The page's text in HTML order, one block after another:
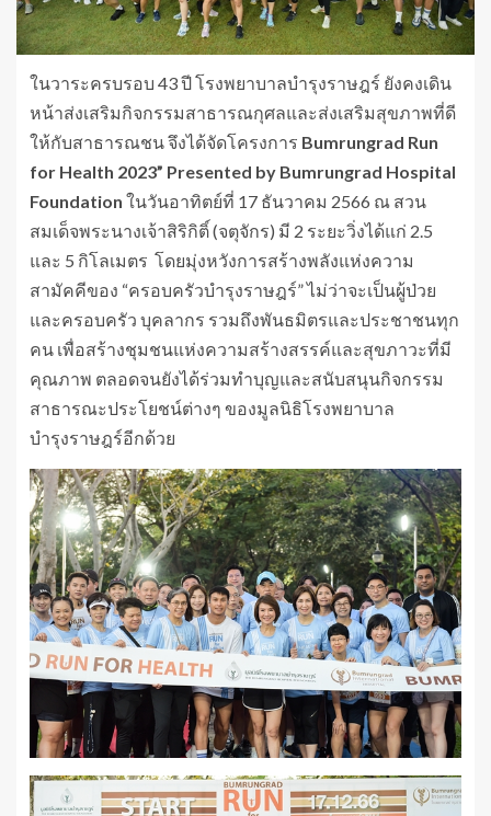
ในวาระครบรอบ 43 ปี โรงพยาบาลบำรุงราษฎร์ ยังคงเดิน
หน้าส่งเสริมกิจกรรมสาธารณกุศลและส่งเสริมสุขภาพที่ดี
ให้กับสาธารณชน จึงได้จัดโครงการ Bumrungrad Run
for Health 2023” Presented by Bumrungrad Hospital
Foundation ในวันอาทิตย์ที่ 17 ธันวาคม 2566 ณ สวน
สมเด็จพระนางเจ้าสิริกิติ์ (จตุจักร) มี 2 ระยะวิ่งได้แก่ 2.5
และ 5 กิโลเมตร โดยมุ่งหวังการสร้างพลังแห่งความ
สามัคคีของ “ครอบครัวบำรุงราษฎร์” ไม่ว่าจะเป็นผู้ป่วย
และครอบครัว บุคลากร รวมถึงพันธมิตรและประชาชนทุก
คน เพื่อสร้างชุมชนแห่งความสร้างสรรค์และสุขภาวะที่มี
คุณภาพ ตลอดจนยังได้ร่วมทำบุญและสนับสนุนกิจกรรม
สาธารณะประโยชน์ต่างๆ ของมูลนิธิโรงพยาบาล
บำรุงราษฎร์อีกด้วย